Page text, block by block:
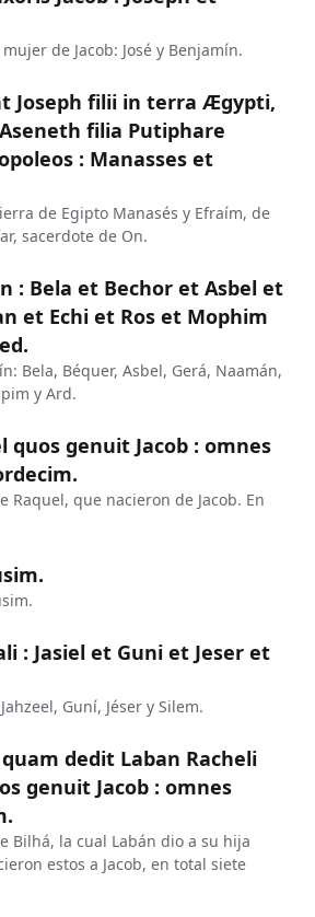
de Jacob: José y Benjamín.
Joseph filii in terra Ægypti,
filia Putiphare
: Manasses et
de Egipto Manasés y Efraím, de
sacerdote de On.
: Bela et Bechor et Asbel et
et Echi et Ros et Mophim
Bela, Béquer, Asbel, Gerá, Naamán,
y Ard.
quos genuit Jacob : omnes
Raquel, que nacieron de Jacob. En
: Jasiel et Guni et Jeser et
Guní, Jéser y Silem.
dedit Laban Racheli
genuit Jacob : omnes
Bilhá, la cual Labán dio a su hija
estos a Jacob, en total siete